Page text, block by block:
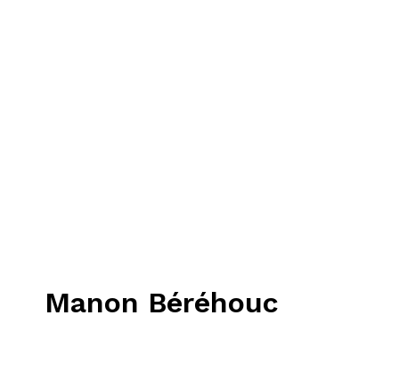
Manon Béréhouc